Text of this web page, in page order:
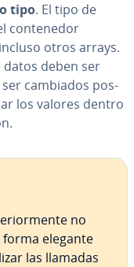
tipo. El tipo de
co­n­te­ne­dor
otros arrays.
deben ser
cambiados po­s­
los valores dentro
no
elegante
las llamadas